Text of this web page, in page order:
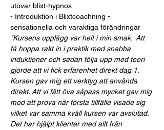
utövar blixt-hypnos
- Introduktion i Blixtcoachning -
sensationella och varaktiga förändringar
"Kursens upplägg var helt i min smak.  Att
få hoppa rakt in i praktik med snabba
induktioner och sedan följa upp med teori
gjorde att vi fick erfarenhet direkt dag 1.
Kursen gav mig ett verktyg att använda
direkt. Att vi fått öva såpass mycket gav mig
mod att prova när första tillfälle visade sig
vilket var samma kväll kursen var avslutad.
Det har hjälpt klienter med allt från